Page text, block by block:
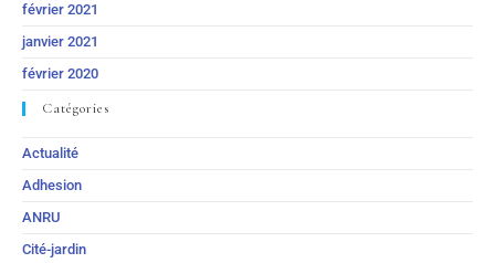
février 2021
janvier 2021
février 2020
Catégories
Actualité
Adhesion
ANRU
Cité-jardin